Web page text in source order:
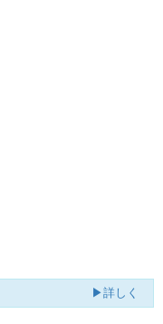
▶詳しく